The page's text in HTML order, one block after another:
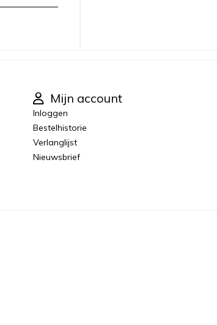
Mijn account
Inloggen
Bestelhistorie
Verlanglijst
Nieuwsbrief